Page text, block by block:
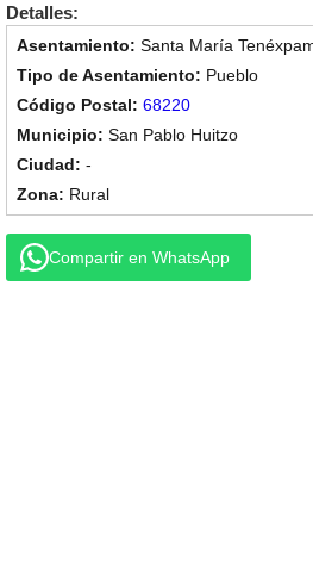
Detalles:
Santa María
Pueblo
68220
San Pablo Huitzo
-
Rural
Compartir en WhatsApp